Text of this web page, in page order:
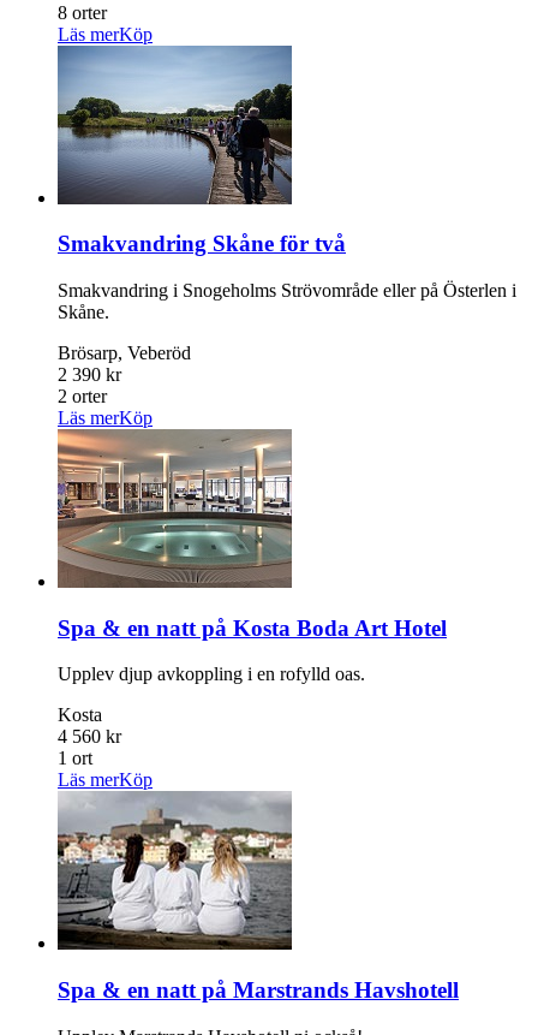
8 orter
Läs merKöp
Smakvandring Skåne för två
Smakvandring i Snogeholms Strövområde eller på Österlen i
Skåne.
Brösarp, Veberöd
2 390 kr
2 orter
Läs merKöp
Spa & en natt på Kosta Boda Art Hotel
Upplev djup avkoppling i en rofylld oas.
Kosta
4 560 kr
1 ort
Läs merKöp
Spa & en natt på Marstrands Havshotell